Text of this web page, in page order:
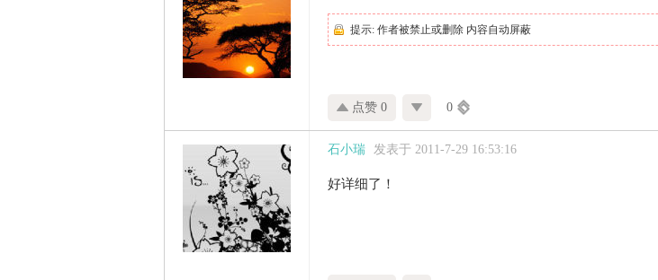
提示: 作者被禁止或删除 内容自动屏蔽
点赞 0 0
石小瑞 发表于 2011-7-29 16:53:16
好详细了！